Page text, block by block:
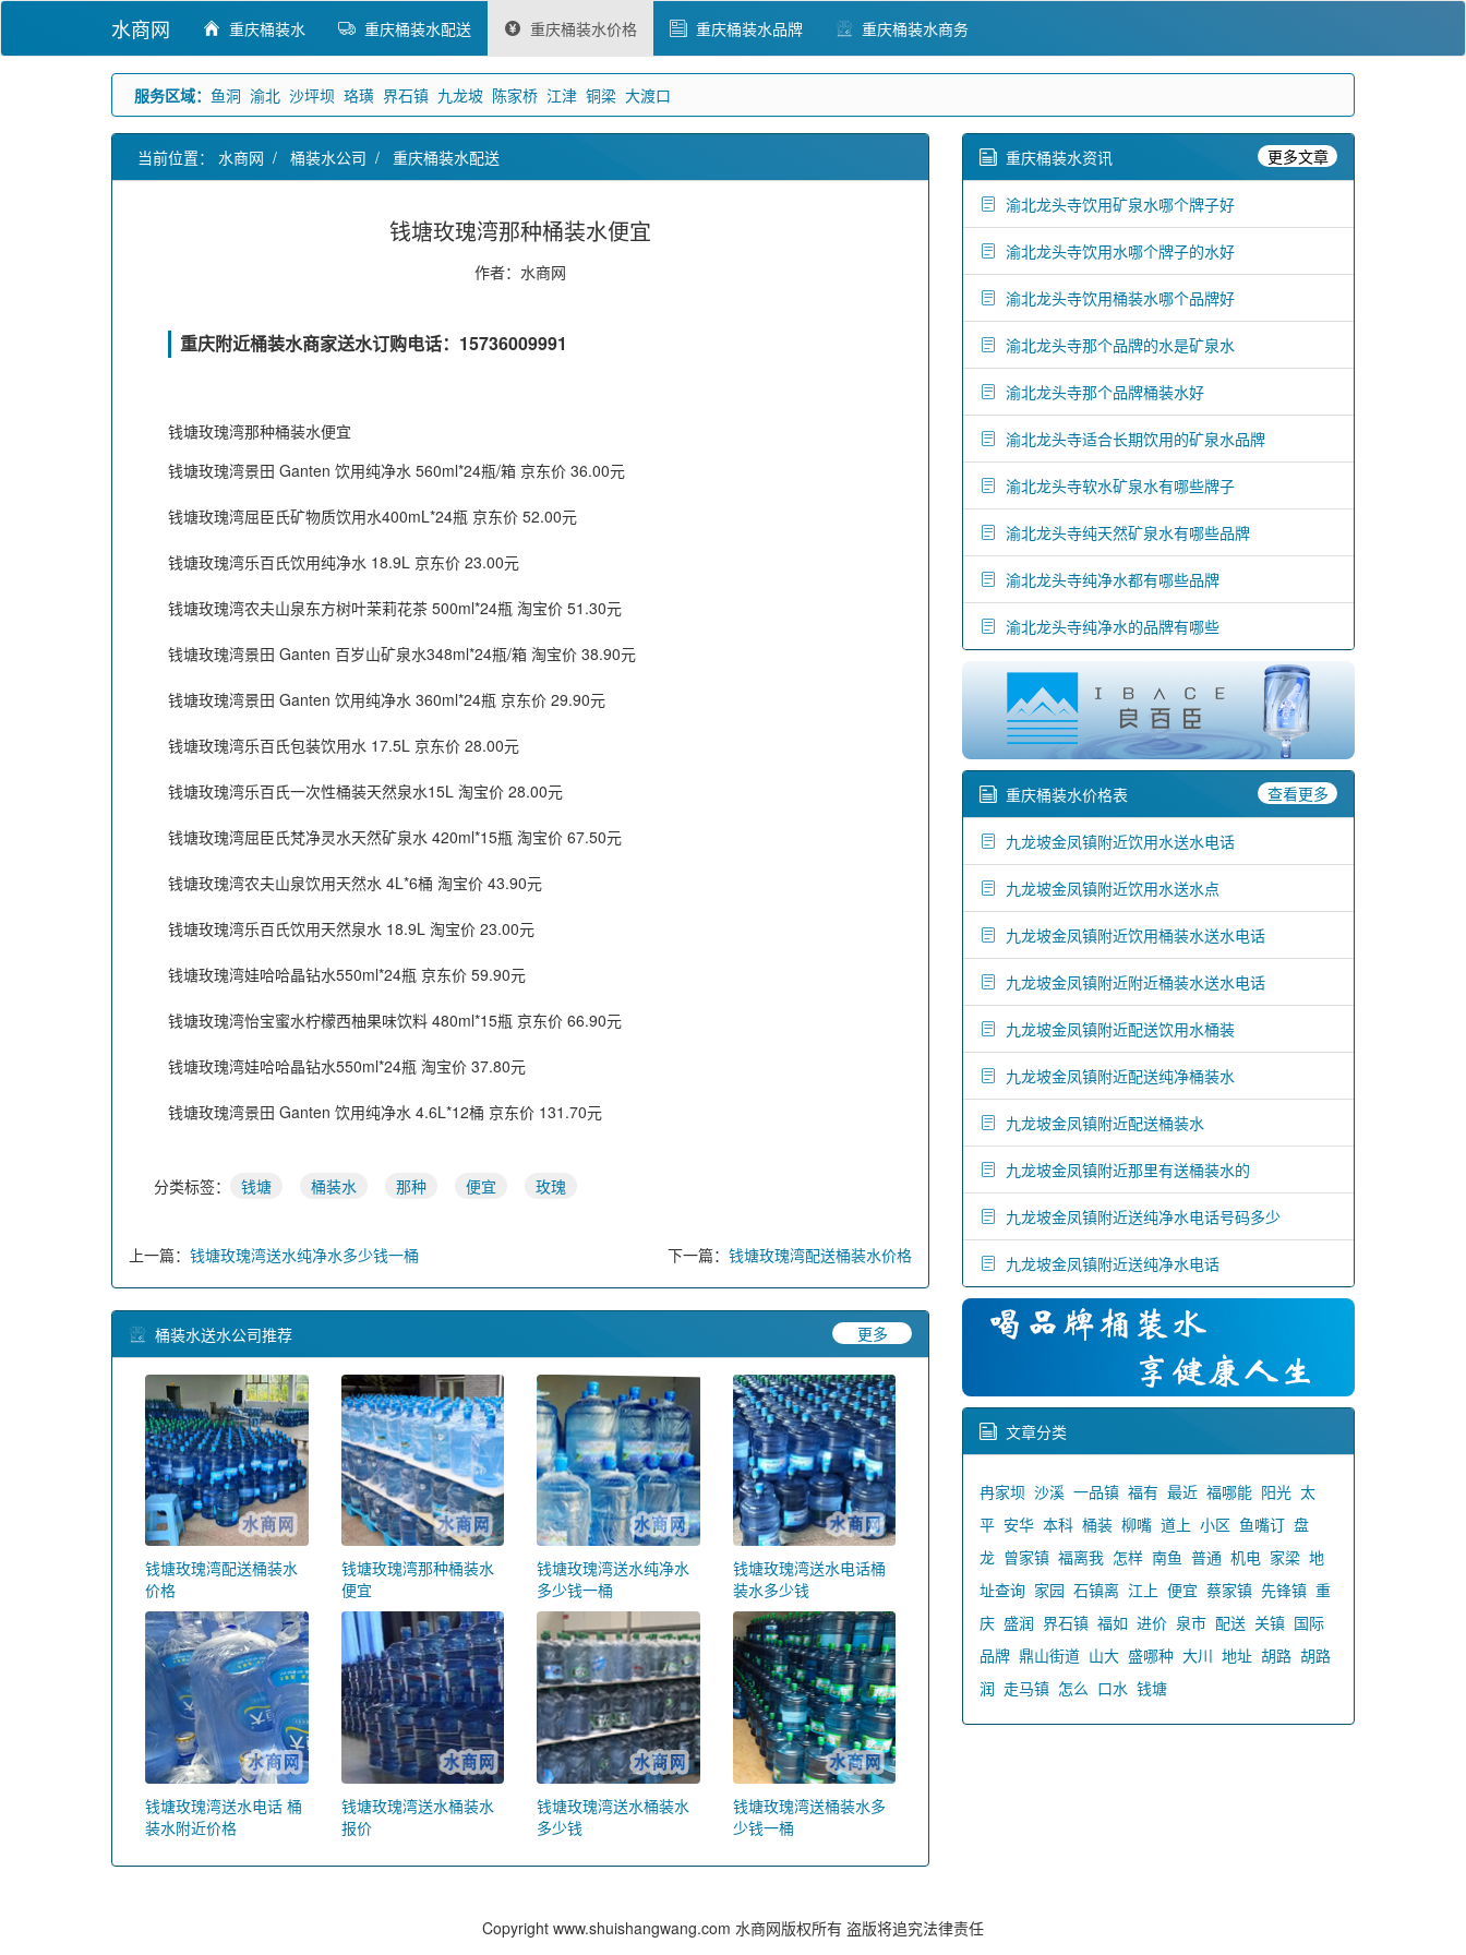
水商网 重庆桶装水 重庆桶装水配送 重庆桶装水价格 重庆桶装水品牌 重庆桶装水商务
服务区域： 鱼洞 渝北 沙坪坝 珞璜 界石镇 九龙坡 陈家桥 江津 铜梁 大渡口
当前位置： 水商网 / 桶装水公司 / 重庆桶装水配送
钱塘玫瑰湾那种桶装水便宜
作者：水商网
重庆附近桶装水商家送水订购电话：15736009991
钱塘玫瑰湾那种桶装水便宜
钱塘玫瑰湾景田 Ganten 饮用纯净水 560ml*24瓶/箱 京东价 36.00元
钱塘玫瑰湾屈臣氏矿物质饮用水400mL*24瓶 京东价 52.00元
钱塘玫瑰湾乐百氏饮用纯净水 18.9L 京东价 23.00元
钱塘玫瑰湾农夫山泉东方树叶茉莉花茶 500ml*24瓶 淘宝价 51.30元
钱塘玫瑰湾景田 Ganten 百岁山矿泉水348ml*24瓶/箱 淘宝价 38.90元
钱塘玫瑰湾景田 Ganten 饮用纯净水 360ml*24瓶 京东价 29.90元
钱塘玫瑰湾乐百氏包装饮用水 17.5L 京东价 28.00元
钱塘玫瑰湾乐百氏一次性桶装天然泉水15L 淘宝价 28.00元
钱塘玫瑰湾屈臣氏梵净灵水天然矿泉水 420ml*15瓶 淘宝价 67.50元
钱塘玫瑰湾农夫山泉饮用天然水 4L*6桶 淘宝价 43.90元
钱塘玫瑰湾乐百氏饮用天然泉水 18.9L 淘宝价 23.00元
钱塘玫瑰湾娃哈哈晶钻水550ml*24瓶 京东价 59.90元
钱塘玫瑰湾怡宝蜜水柠檬西柚果味饮料 480ml*15瓶 京东价 66.90元
钱塘玫瑰湾娃哈哈晶钻水550ml*24瓶 淘宝价 37.80元
钱塘玫瑰湾景田 Ganten 饮用纯净水 4.6L*12桶 京东价 131.70元
分类标签： 钱塘 桶装水 那种 便宜 玫瑰
上一篇： 钱塘玫瑰湾送水纯净水多少钱一桶 下一篇： 钱塘玫瑰湾配送桶装水价格
桶装水送水公司推荐 更多
钱塘玫瑰湾配送桶装水
价格
钱塘玫瑰湾那种桶装水
便宜
钱塘玫瑰湾送水纯净水
多少钱一桶
钱塘玫瑰湾送水电话桶
装水多少钱
钱塘玫瑰湾送水电话 桶
装水附近价格
钱塘玫瑰湾送水桶装水
报价
钱塘玫瑰湾送水桶装水
多少钱
钱塘玫瑰湾送桶装水多
少钱一桶
重庆桶装水资讯 更多文章
渝北龙头寺饮用矿泉水哪个牌子好
渝北龙头寺饮用水哪个牌子的水好
渝北龙头寺饮用桶装水哪个品牌好
渝北龙头寺那个品牌的水是矿泉水
渝北龙头寺那个品牌桶装水好
渝北龙头寺适合长期饮用的矿泉水品牌
渝北龙头寺软水矿泉水有哪些牌子
渝北龙头寺纯天然矿泉水有哪些品牌
渝北龙头寺纯净水都有哪些品牌
渝北龙头寺纯净水的品牌有哪些
重庆桶装水价格表 查看更多
九龙坡金凤镇附近饮用水送水电话
九龙坡金凤镇附近饮用水送水点
九龙坡金凤镇附近饮用桶装水送水电话
九龙坡金凤镇附近附近桶装水送水电话
九龙坡金凤镇附近配送饮用水桶装
九龙坡金凤镇附近配送纯净桶装水
九龙坡金凤镇附近配送桶装水
九龙坡金凤镇附近那里有送桶装水的
九龙坡金凤镇附近送纯净水电话号码多少
九龙坡金凤镇附近送纯净水电话
文章分类
冉家坝 沙溪 一品镇 福有 最近 福哪能 阳光 太
平 安华 本科 桶装 柳嘴 道上 小区 鱼嘴订 盘
龙 曾家镇 福离我 怎样 南鱼 普通 机电 家梁 地
址查询 家园 石镇离 江上 便宜 蔡家镇 先锋镇 重
庆 盛润 界石镇 福如 进价 泉市 配送 关镇 国际
品牌 鼎山街道 山大 盛哪种 大川 地址 胡路 胡路
润 走马镇 怎么 口水 钱塘
Copyright www.shuishangwang.com 水商网版权所有 盗版将追究法律责任